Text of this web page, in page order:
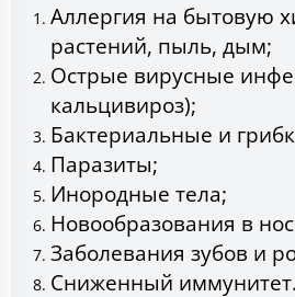
Аллергия на бытовую
растений, пыль, дым;
Острые вирусные
кальцивироз);
Бактериальные и
Паразиты;
Инородные тела;
Новообразования в
Заболевания зубов и
Сниженный иммунитет.